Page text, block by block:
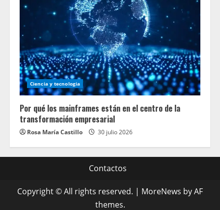
Ciencia y tecnologia
Por qué los mainframes están en el centro de la
transformación empresarial
Rosa María Castillo 30 julio 2026
Contactos
Copyright © All rights reserved. | MoreNews by AF
themes.